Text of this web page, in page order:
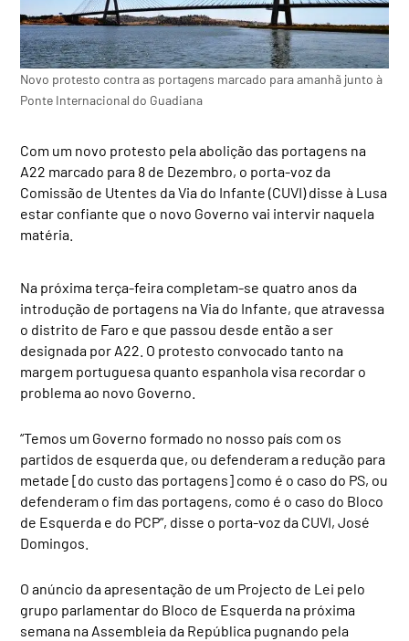
Novo protesto contra as portagens marcado para amanhã junto à
Ponte Internacional do Guadiana
Com um novo protesto pela abolição das portagens na
A22 marcado para 8 de Dezembro, o porta-voz da
Comissão de Utentes da Via do Infante (CUVI) disse à Lusa
estar confiante que o novo Governo vai intervir naquela
matéria.
Na próxima terça-feira completam-se quatro anos da
introdução de portagens na Via do Infante, que atravessa
o distrito de Faro e que passou desde então a ser
designada por A22. O protesto convocado tanto na
margem portuguesa quanto espanhola visa recordar o
problema ao novo Governo.
“Temos um Governo formado no nosso país com os
partidos de esquerda que, ou defenderam a redução para
metade [do custo das portagens] como é o caso do PS, ou
defenderam o fim das portagens, como é o caso do Bloco
de Esquerda e do PCP”, disse o porta-voz da CUVI, José
Domingos.
O anúncio da apresentação de um Projecto de Lei pelo
grupo parlamentar do Bloco de Esquerda na próxima
semana na Assembleia da República pugnando pela